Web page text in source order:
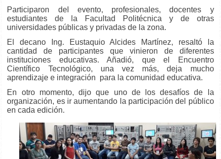
Participaron del evento, profesionales, docentes y
estudiantes de la Facultad Politécnica y de otras
universidades públicas y privadas de la zona.
El decano Ing. Eustaquio Alcides Martínez, resaltó la
cantidad de participantes que vinieron de diferentes
instituciones educativas. Añadió, que el Encuentro
Científico Tecnológico, una vez más, deja mucho
aprendizaje e integración para la comunidad educativa.
En otro momento, dijo que uno de los desafíos de la
organización, es ir aumentando la participación del público
en cada edición.